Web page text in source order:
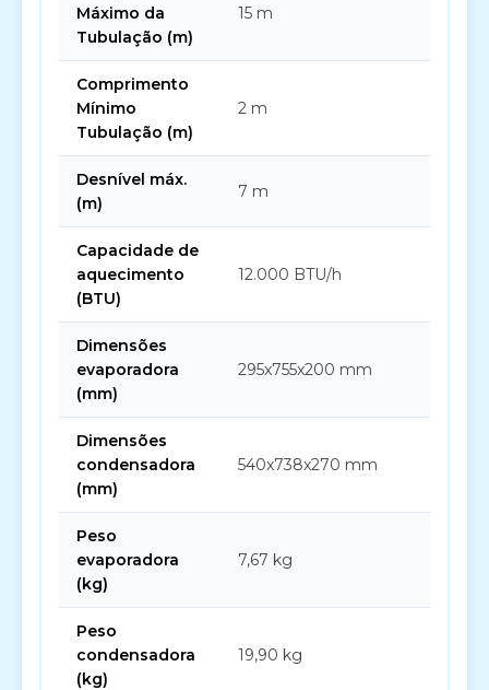
Máximo da
Tubulação (m)
15 m
Comprimento
Mínimo
Tubulação (m)
2 m
Desnível máx.
(m)
7 m
Capacidade de
aquecimento
(BTU)
12.000 BTU/h
Dimensões
evaporadora
(mm)
295x755x200 mm
Dimensões
condensadora
(mm)
540x738x270 mm
Peso
evaporadora
(kg)
7,67 kg
Peso
condensadora
(kg)
19,90 kg